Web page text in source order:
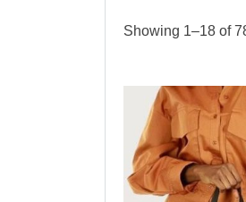
Showing 1–18 of